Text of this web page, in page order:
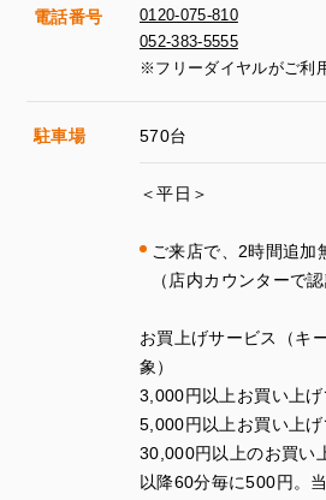
電話番号
0120-075-810
052-383-5555
※フリーダイヤルがご利
駐車場 570台
＜平日＞
ご来店で、 2時間追加
（店内カウンターで
お買上げサービス（キ
象）
3 000円以上お買い上げ
5 000円以上お買い上
30 ,000円以上のお買い
以降60分毎に500円。